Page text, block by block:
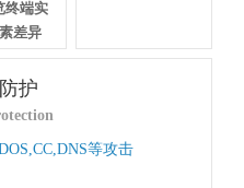
终端实
差异
护
等攻击